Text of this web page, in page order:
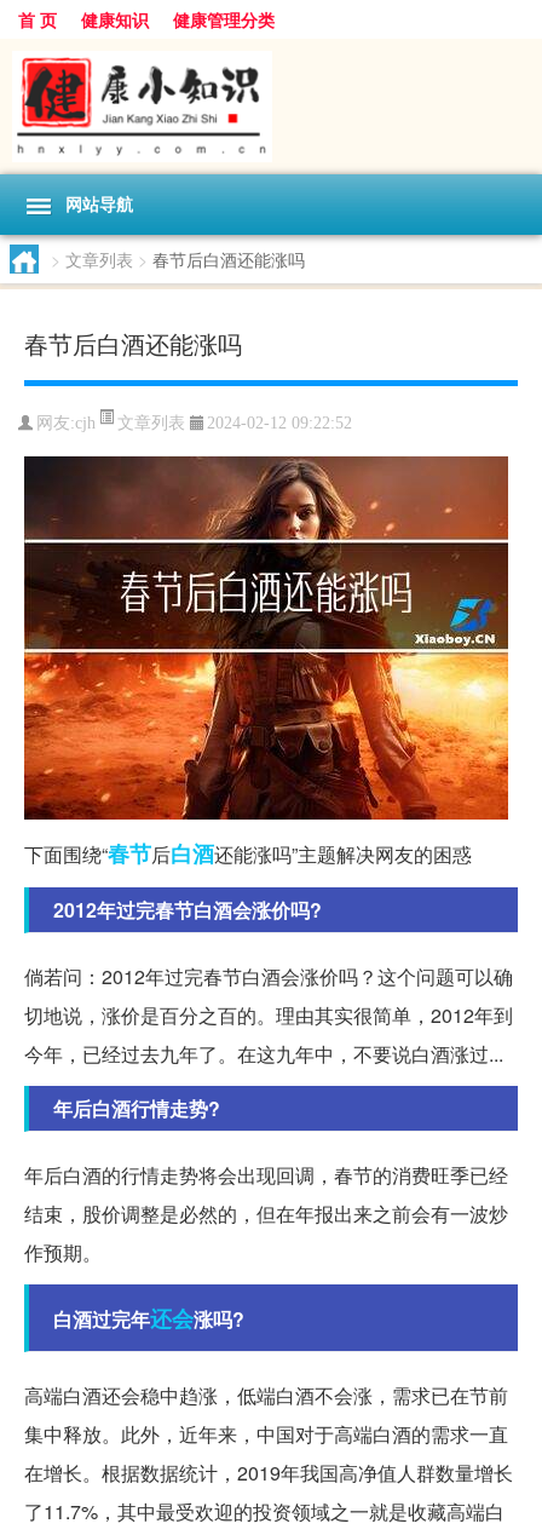
首 页 健康知识 健康管理分类
网站导航
> 文章列表 > 春节后白酒还能涨吗
春节后白酒还能涨吗
网友:cjh 文章列表 2024-02-12 09:22:52
下面围绕“春节后白酒还能涨吗”主题解决网友的困惑
2012年过完春节白酒会涨价吗?
倘若问：2012年过完春节白酒会涨价吗？这个问题可以确
切地说，涨价是百分之百的。理由其实很简单，2012年到
今年，已经过去九年了。在这九年中，不要说白酒涨过...
年后白酒行情走势?
年后白酒的行情走势将会出现回调，春节的消费旺季已经
结束，股价调整是必然的，但在年报出来之前会有一波炒
作预期。
白酒过完年还会涨吗?
高端白酒还会稳中趋涨，低端白酒不会涨，需求已在节前
集中释放。此外，近年来，中国对于高端白酒的需求一直
在增长。根据数据统计，2019年我国高净值人群数量增长
了11.7%，其中最受欢迎的投资领域之一就是收藏高端白